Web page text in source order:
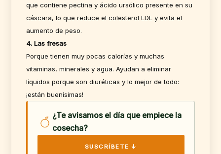
que contiene pectina y ácido ursólico presente en su
cáscara, lo que reduce el colesterol LDL y evita el
aumento de peso.
4. Las fresas
Porque tienen muy pocas calorías y muchas
vitaminas, minerales y agua. Ayudan a eliminar
líquidos porque son diuréticas y lo mejor de todo:
¡están buenísimas!
¿Te avisamos el día que empiece la
cosecha?
SUSCRÍBETE ↓